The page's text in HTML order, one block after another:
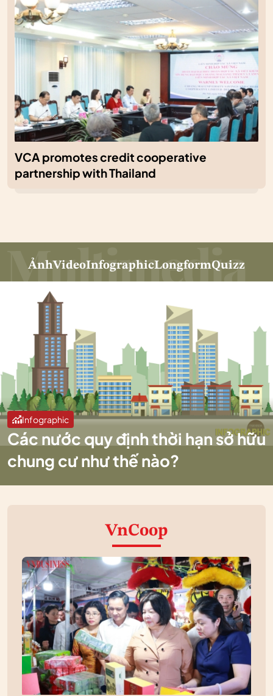
VCA promotes credit cooperative
partnership with Thailand
ẢnhVideoInfographicLongformQuizz
Infographic
Các nước quy định thời hạn sở hữu
chung cư như thế nào?
VnCoop